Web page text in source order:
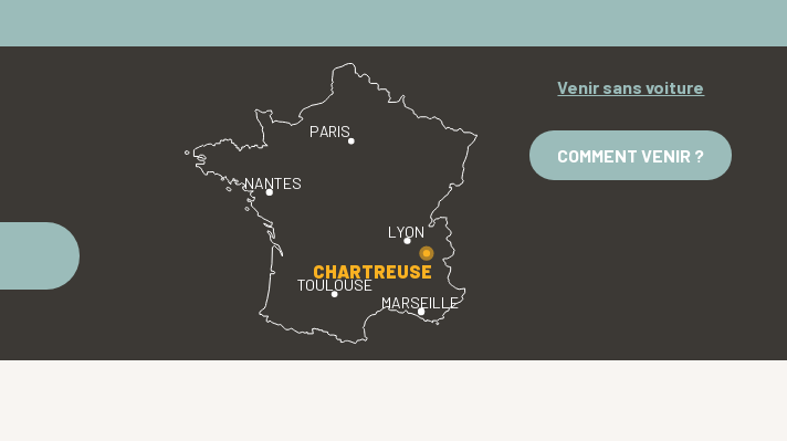
PARIS
LYON
TOULOUSE
MARSEILLE
NANTES
CHARTREUSE
Venir sans voiture
COMMENT VENIR ?